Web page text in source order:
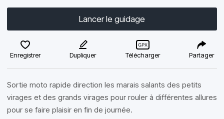
Lancer le guidage
Enregistrer Dupliquer Télécharger Partager
Sortie moto rapide direction les marais salants des petits
virages et des grands virages pour rouler à différentes allures
pour se faire plaisir en fin de journée.